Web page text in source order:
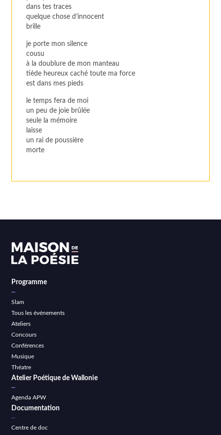
dans tes traces
quelque chose d’innocent
brille
je porte mon silence
cousu
à la doublure de mon manteau
tiède heureux caché toute ma force
est dans mes pieds
le temps fera de moi
un peu de joie brûlée
seule la mémoire
laisse
un rai de poussière
morte
Programme
Slam
Tous les événements
Ateliers
Concours
Conférences
Musique
Théatre
Atelier Poétique de Wallonie
Agenda APW
Documentation
Centre de doc